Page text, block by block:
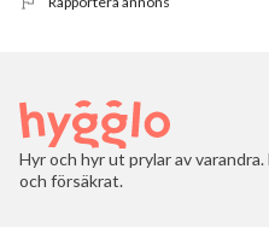
Hyr och hyr ut prylar av
och försäkrat.